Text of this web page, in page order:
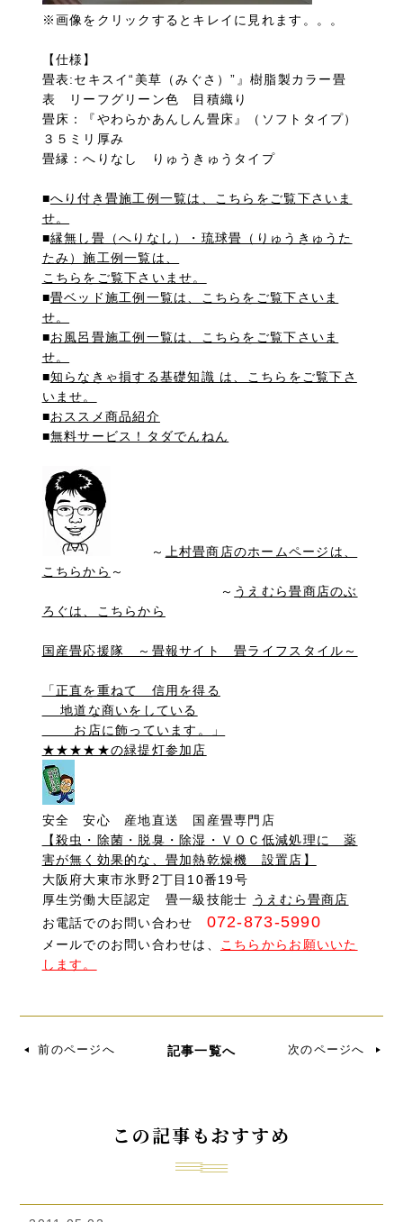
※画像をクリックするとキレイに見れます。。。
【仕様】
畳表:セキスイ“美草（みぐさ）”』樹脂製カラー畳
表 リーフグリーン色 目積織り
畳床：『やわらかあんしん畳床』（ソフトタイプ）
３５ミリ厚み
畳縁：へりなし りゅうきゅうタイプ
■へり付き畳施工例一覧は、こちらをご覧下さいま
せ。
■縁無し畳（へりなし）・琉球畳（りゅうきゅうた
たみ）施工例一覧は、
こちらをご覧下さいませ。
■畳ベッド施工例一覧は、こちらをご覧下さいま
せ。
■お風呂畳施工例一覧は、こちらをご覧下さいま
せ。
■知らなきゃ損する基礎知識 は、こちらをご覧下さ
いませ。
■おススメ商品紹介
■無料サービス！タダでんねん
～
上村畳商店のホームページは、
こちらから ～
～ うえむら畳商店のぶ
ろぐは、こちらから
国産畳応援隊 ～畳報サイト 畳ライフスタイル～
「正直を重ねて 信用を得る
地道な商いをしている
お店に飾っています。」
★★★★★の緑提灯参加店
安全 安心 産地直送 国産畳専門店
【殺虫・除菌・脱臭・除湿・ＶＯＣ低減処理に 薬
害が無く効果的な、畳加熱乾燥機 設置店】
大阪府大東市氷野2丁目10番19号
厚生労働大臣認定 畳一級技能士 うえむら畳商店
お電話でのお問い合わせ 072-873-5990
メールでのお問い合わせは、
こちらからお願いいた
します。
前のページへ 記事一覧へ 次のページへ
この記事もおすすめ